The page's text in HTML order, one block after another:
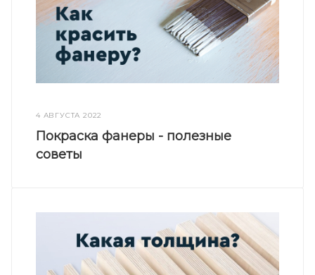
4 АВГУСТА 2022
Покраска фанеры - полезные
советы